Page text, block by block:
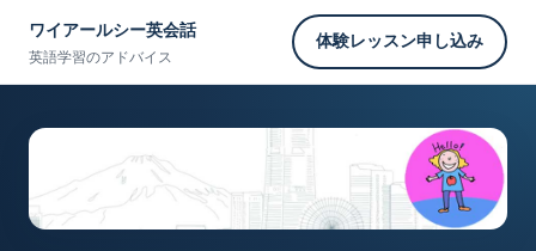
ワイアールシー英会話
英語学習のアドバイス
体験レッスン申し込み